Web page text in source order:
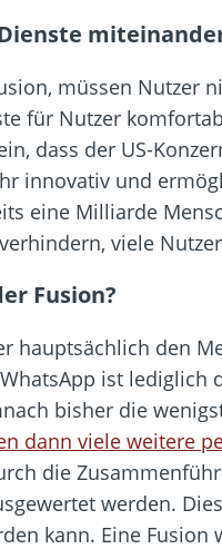
müssen Nutzer
für Nutzer
dass der US-
innovativ und
eine Milliarde
viele
Fusion?
hauptsächlich den
ist
bisher die
dann viele weitere
die
werden.
kann. Eine